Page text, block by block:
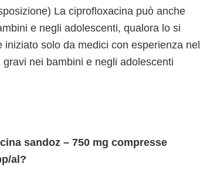
La ciprofloxacina può anche
e negli adolescenti, qualora lo si
solo da medici con esperienza nel
nei bambini e negli adolescenti
sandoz – 750 mg compresse
al?